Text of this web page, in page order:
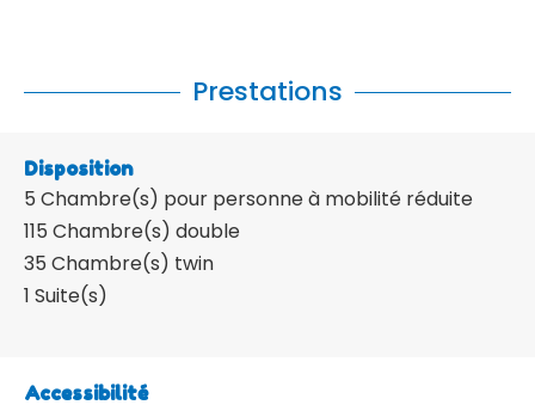
Prestations
Disposition
5 Chambre(s) pour personne à mobilité réduite
115 Chambre(s) double
35 Chambre(s) twin
1 Suite(s)
Accessibilité